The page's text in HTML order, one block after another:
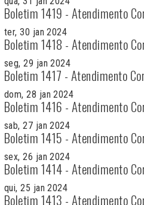
Boletim 1419 - Atendimento
ter, 30 jan 2024
Boletim 1418 - Atendimento
seg, 29 jan 2024
Boletim 1417 - Atendimento
dom, 28 jan 2024
Boletim 1416 - Atendimento
sab, 27 jan 2024
Boletim 1415 - Atendimento
sex, 26 jan 2024
Boletim 1414 - Atendimento
qui, 25 jan 2024
Boletim 1413 - Atendimento